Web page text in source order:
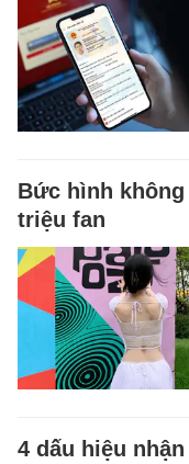
Bức hình
triệu fan
4 dấu hiệu